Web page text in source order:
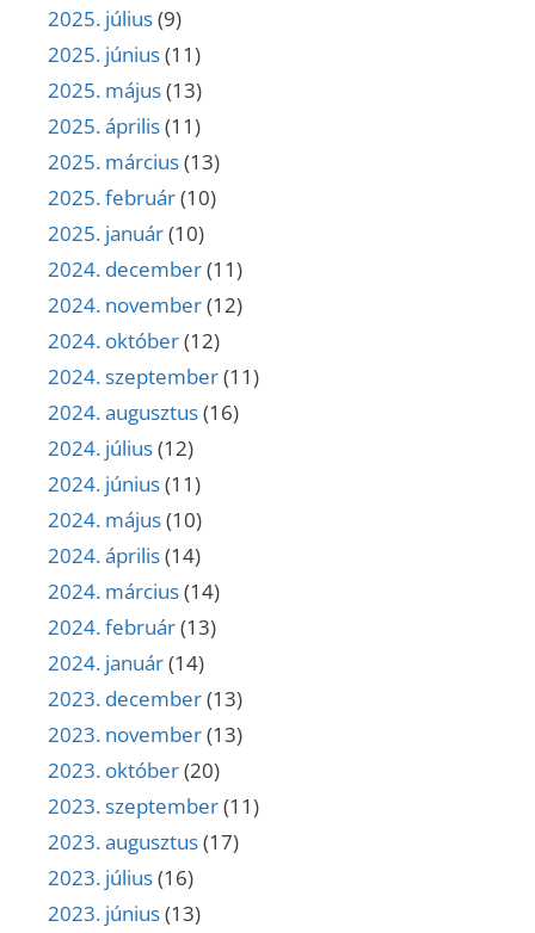
2025. július(9)
2025. június(11)
2025. május(13)
2025. április(11)
2025. március(13)
2025. február(10)
2025. január(10)
2024. december(11)
2024. november(12)
2024. október(12)
2024. szeptember(11)
2024. augusztus(16)
2024. július(12)
2024. június(11)
2024. május(10)
2024. április(14)
2024. március(14)
2024. február(13)
2024. január(14)
2023. december(13)
2023. november(13)
2023. október(20)
2023. szeptember(11)
2023. augusztus(17)
2023. július(16)
2023. június(13)